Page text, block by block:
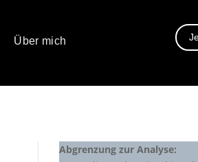
Über mich
Abgrenzung zur Analyse: